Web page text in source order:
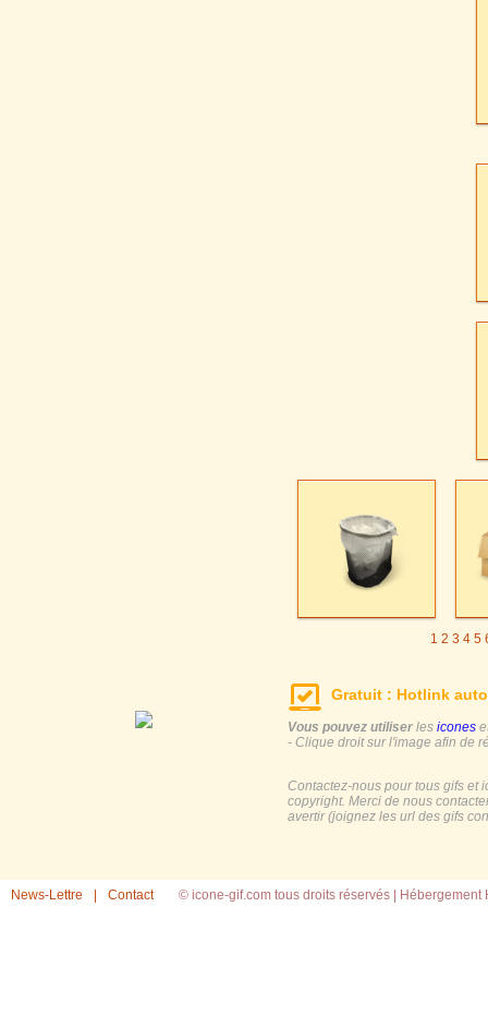
1 2 3 4 5
Gratuit : Hotlink
Vous pouvez utiliser les icones
- Clique droit sur l'image afin de
Contactez-nous pour tous gifs et
copyright. Merci de nous
avertir (joignez les url des gifs
News-Lettre Contact © icone-gif.com tous droits réservés | Hébergement